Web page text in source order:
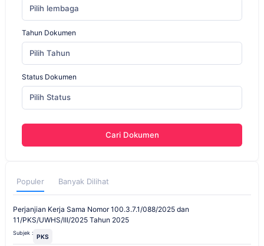
Pilih lembaga
Tahun Dokumen
Pilih Tahun
Status Dokumen
Pilih Status
Cari Dokumen
Populer Banyak Dilihat
Perjanjian Kerja Sama Nomor 100.3.7.1/088/2025 dan
11/PKS/UWHS/III/2025 Tahun 2025
Subjek : PKS